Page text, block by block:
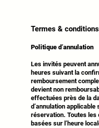
Termes & conditions
Politique d’annulation
Les invités peuvent
heures suivant la
remboursement
devient non
effectuées près de la
d’annulation
réservation. Toutes les
basées sur l’heure